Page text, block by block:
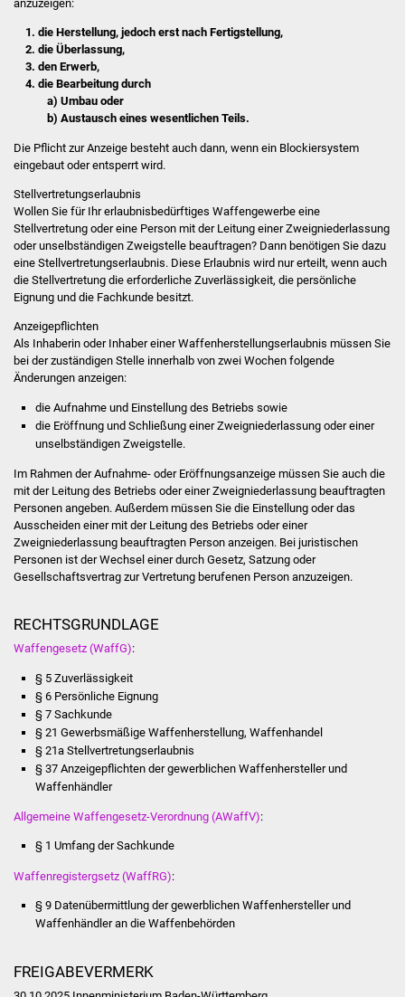
Stadtbücherei
Stadtarchiv
Bürgerhaus
Vereine und Parteien
Selbsteintrag Vereine
Beirat Süßener Vereine
Sportanlagen
Industriekultur
Lebenslagen
Senioren
Sommerwochen für
Ältere
anzuzeigen:
1. die Herstellung, jedoch erst nach Fertigstellung,
2. die Überlassung,
3. den Erwerb,
4. die Bearbeitung durch
a) Umbau oder
b) Austausch eines wesentlichen Teils.
Die Pflicht zur Anzeige besteht auch dann, wenn ein Blockiersystem
eingebaut oder entsperrt wird.
Stellvertretungserlaubnis
Wollen Sie für Ihr erlaubnisbedürftiges Waffengewerbe eine
Stellvertretung oder eine Person mit der Leitung einer Zweigniederlassung
oder unselbständigen Zweigstelle beauftragen? Dann benötigen Sie dazu
eine Stellvertretungserlaubnis. Diese Erlaubnis wird nur erteilt, wenn auch
die Stellvertretung die erforderliche Zuverlässigkeit, die persönliche
Eignung und die Fachkunde besitzt.
Anzeigepflichten
Als Inhaberin oder Inhaber einer Waffenherstellungserlaubnis müssen Sie
bei der zuständigen Stelle innerhalb von zwei Wochen folgende
Änderungen anzeigen:
die Aufnahme und Einstellung des Betriebs sowie
die Eröffnung und Schließung einer Zweigniederlassung oder einer
unselbständigen Zweigstelle.
Im Rahmen der Aufnahme- oder Eröffnungsanzeige müssen Sie auch die
mit der Leitung des Betriebs oder einer Zweigniederlassung beauftragten
Personen angeben. Außerdem müssen Sie die Einstellung oder das
Ausscheiden einer mit der Leitung des Betriebs oder einer
Zweigniederlassung beauftragten Person anzeigen. Bei juristischen
Personen ist der Wechsel einer durch Gesetz, Satzung oder
Gesellschaftsvertrag zur Vertretung berufenen Person anzuzeigen.
RECHTSGRUNDLAGE
Waffengesetz (WaffG):
§ 5 Zuverlässigkeit
§ 6 Persönliche Eignung
§ 7 Sachkunde
§ 21 Gewerbsmäßige Waffenherstellung, Waffenhandel
§ 21a Stellvertretungserlaubnis
§ 37 Anzeigepflichten der gewerblichen Waffenhersteller und
Waffenhändler
Allgemeine Waffengesetz-Verordnung (AWaffV):
§ 1 Umfang der Sachkunde
Waffenregistergsetz (WaffRG):
§ 9 Datenübermittlung der gewerblichen Waffenhersteller und
Waffenhändler an die Waffenbehörden
FREIGABEVERMERK